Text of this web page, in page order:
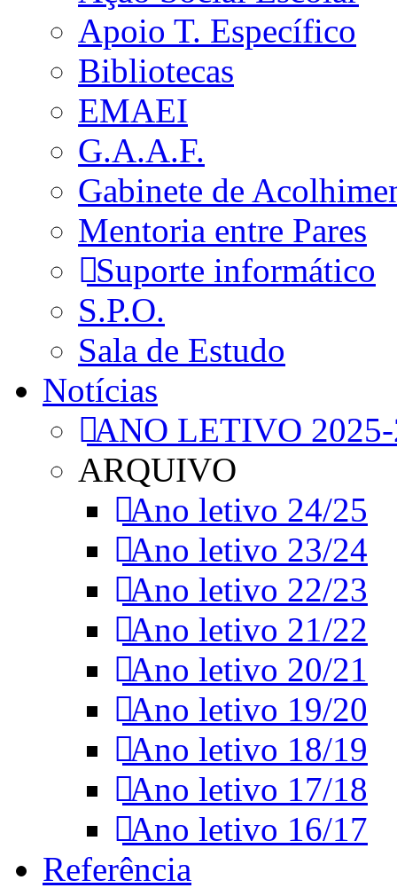
Apoio T. Específico
Bibliotecas
EMAEI
G.A.A.F.
Gabinete de
Mentoria entre Pares
Suporte informático
S.P.O.
Sala de Estudo
Notícias
ANO LETIVO
ARQUIVO
Ano letivo 24/25
Ano letivo 23/24
Ano letivo 22/23
Ano letivo 21/22
Ano letivo 20/21
Ano letivo 19/20
Ano letivo 18/19
Ano letivo 17/18
Ano letivo 16/17
Referência